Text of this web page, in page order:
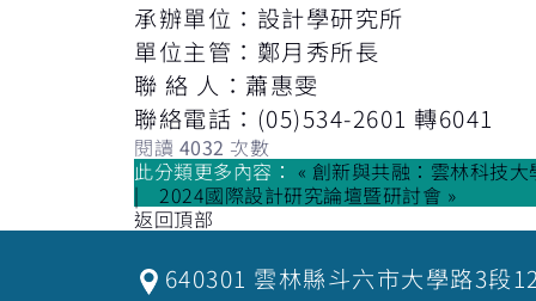
承辦單位：設計學研究所
單位主管：鄭月秀所長
聯 絡 人：蕭惠雯
聯絡電話：(05)534-2601 轉6041
閱讀 4032 次數
此分類更多內容： « 創新與共融：雲林科技
2024國際設計研究論壇暨研討會 »
返回頂部
640301 雲林縣斗六市大學路3段